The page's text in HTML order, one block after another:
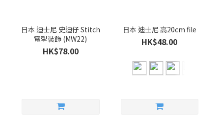
日本 迪士尼 史迪仔 Stitch
電掣裝飾 (MW22)
HK$78.00
日本 迪士尼 高20cm file
HK$48.00